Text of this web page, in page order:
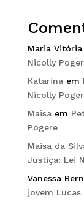
Maria Vitória
Nicolly
Katarinaem
Nicolly
Maisaem
Pogere
Maisa da
Justiça: Lei
Vanessa
jovem Lucas